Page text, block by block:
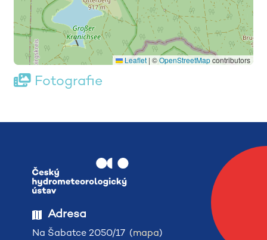
Leaflet | ©OpenStreetMapcontributors
Fotografie
Adresa
Na Šabatce 2050/17 (mapa)